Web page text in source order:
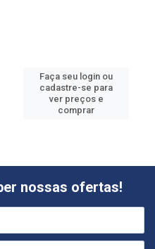
Faça seu login ou
cadastre-se para
ver preços e
comprar
nossas ofertas!